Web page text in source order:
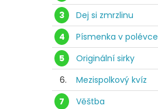
3
Dej si zmrzlinu
4
Písmenka v polévce
5
Originální sirky
6.
Mezispolkový kvíz
7
Věštba